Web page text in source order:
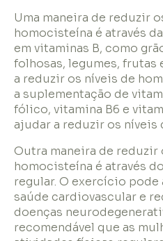
Uma maneira de reduzir
homocisteína é através
em vitaminas B, como
folhosas, legumes, frutas
a reduzir os níveis de
a suplementação de
fólico, vitamina B6 e
ajudar a reduzir os níveis
Outra maneira de reduzir
homocisteína é através
regular. O exercício pode
saúde cardiovascular e
doenças
recomendável que as